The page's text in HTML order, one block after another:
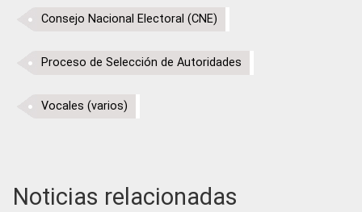
Consejo Nacional Electoral (CNE)
Proceso de Selección de Autoridades
Vocales (varios)
Noticias relacionadas